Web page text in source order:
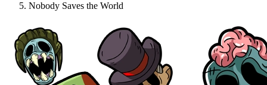
Nobody Saves the World